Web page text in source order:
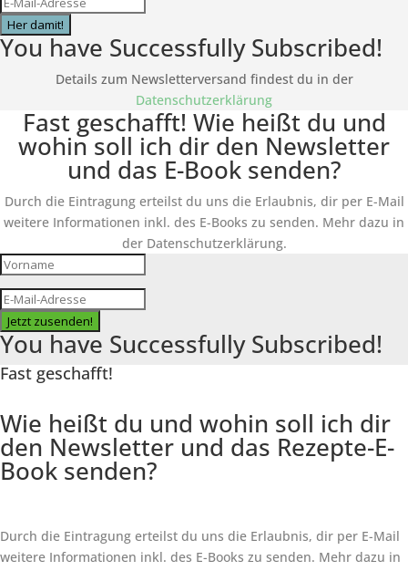
Her damit!
You have Successfully Subscribed!
Details zum Newsletterversand findest du in der
Datenschutzerklärung
Fast geschafft! Wie heißt du und
wohin soll ich dir den Newsletter
und das E-Book senden?
Durch die Eintragung erteilst du uns die Erlaubnis, dir per E-Mail
weitere Informationen inkl. des E-Books zu senden. Mehr dazu in
der Datenschutzerklärung.
Jetzt zusenden!
You have Successfully Subscribed!
Fast geschafft!
Wie heißt du und wohin soll ich dir
den Newsletter und das Rezepte-E-
Book senden?
Durch die Eintragung erteilst du uns die Erlaubnis, dir per E-Mail
weitere Informationen inkl. des E-Books zu senden. Mehr dazu in